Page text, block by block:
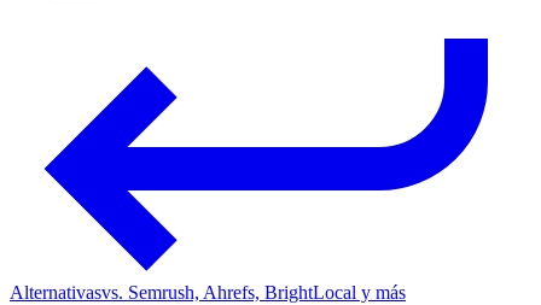
Alternativasvs. Semrush, Ahrefs, BrightLocal y más